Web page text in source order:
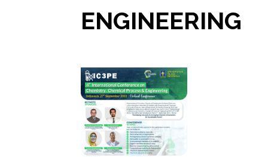
ENGINEERING